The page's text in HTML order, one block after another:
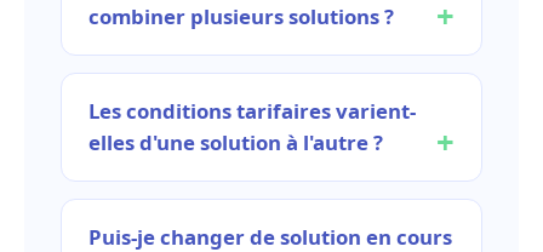
combiner plusieurs solutions ?
Les conditions tarifaires varient-
elles d'une solution à l'autre ?
Puis-je changer de solution en cours